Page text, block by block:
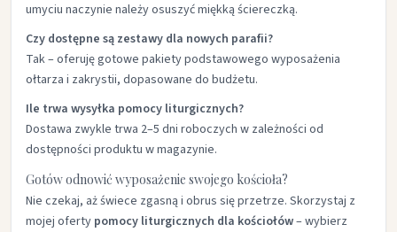
umyciu naczynie należy osuszyć miękką ściereczką.
Czy dostępne są zestawy dla nowych parafii?
Tak – oferuję gotowe pakiety podstawowego wyposażenia
ołtarza i zakrystii, dopasowane do budżetu.
Ile trwa wysyłka pomocy liturgicznych?
Dostawa zwykle trwa 2–5 dni roboczych w zależności od
dostępności produktu w magazynie.
Gotów odnowić wyposażenie swojego kościoła?
Nie czekaj, aż świece zgasną i obrus się przetrze. Skorzystaj z
mojej oferty pomocy liturgicznych dla kościołów– wybierz